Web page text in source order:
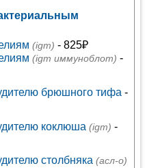
(igm) - 825₽
(igm иммуноблот) -
брюшного тифа -
коклюша (igm) -
столбняка (асл-о)